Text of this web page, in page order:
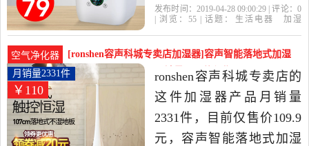
容量迷你香薰机是2019年
生活电器当中性价比很高
的加湿器，由上海发货。
发布时间：2019-04-28 09:00:29 | 评论： 0
| 浏览： 55 | 话题： 生活电器
加湿
空气净化器
[ronshen容声科城专卖店加湿器]容声智能落地式加湿
器家用静音卧室办公月销量2331件仅售109.9元
￥110
月销量2331件
ronshen容声科城专卖店的
这件加湿器产品月销量
2331件，目前仅售价109.9
元，容声智能落地式加湿